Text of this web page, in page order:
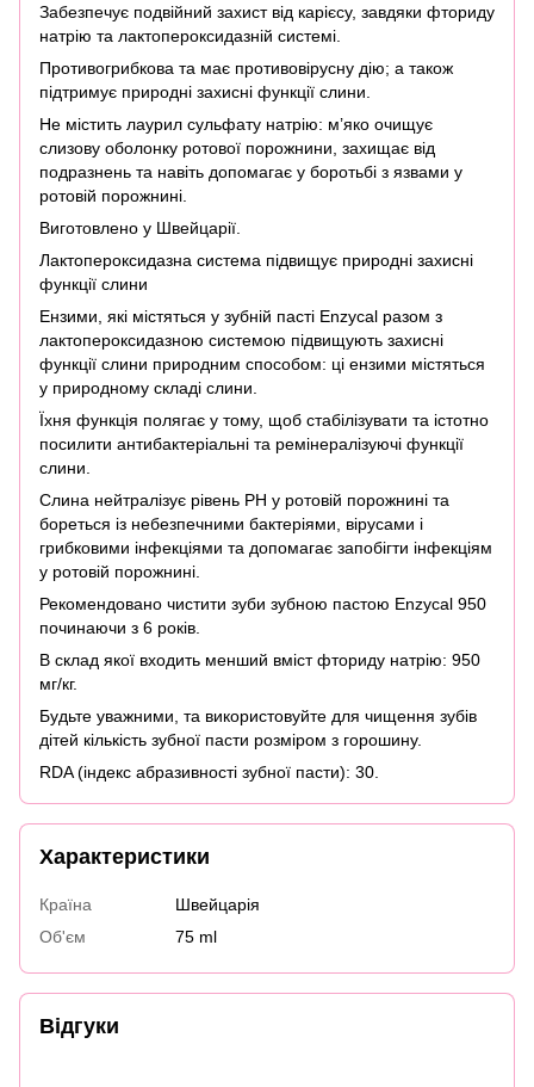
Забезпечує подвійний захист від карієсу, завдяки фториду
натрію та лактопероксидазній системі.
Противогрибкова та має противовірусну дію; а також
підтримує природні захисні функції слини.
Не містить лаурил сульфату натрію: м’яко очищує
слизову оболонку ротової порожнини, захищає від
подразнень та навіть допомагає у боротьбі з язвами у
ротовій порожнині.
Виготовлено у Швейцарії.
Лактопероксидазна система підвищує природні захисні
функції слини
Ензими, які містяться у зубній пасті Enzycal разом з
лактопероксидазною системою підвищують захисні
функції слини природним способом: ці ензими містяться
у природному складі слини.
Їхня функція полягає у тому, щоб стабілізувати та істотно
посилити антибактеріальні та ремінералізуючі функції
слини.
Слина нейтралізує рівень PH у ротовій порожнині та
бореться із небезпечними бактеріями, вірусами і
грибковими інфекціями та допомагає запобігти інфекціям
у ротовій порожнині.
Рекомендовано чистити зуби зубною пастою Enzycal 950
починаючи з 6 років.
В склад якої входить менший вміст фториду натрію: 950
мг/кг.
Будьте уважними, та використовуйте для чищення зубів
дітей кількість зубної пасти розміром з горошину.
RDA (індекс абразивності зубної пасти): 30.
Характеристики
Країна
Швейцарія
Об'єм
75 ml
Відгуки